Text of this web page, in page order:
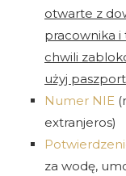
otwarte z
pracownika i
chwili
użyj
Numer NIE
extranjeros)
za wodę,